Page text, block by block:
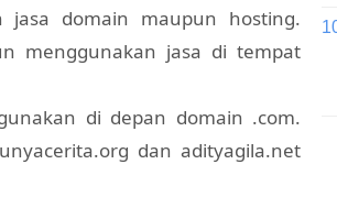
domain maupun hosting.
menggunakan jasa di tempat
di depan domain .com.
dan adityagila.net